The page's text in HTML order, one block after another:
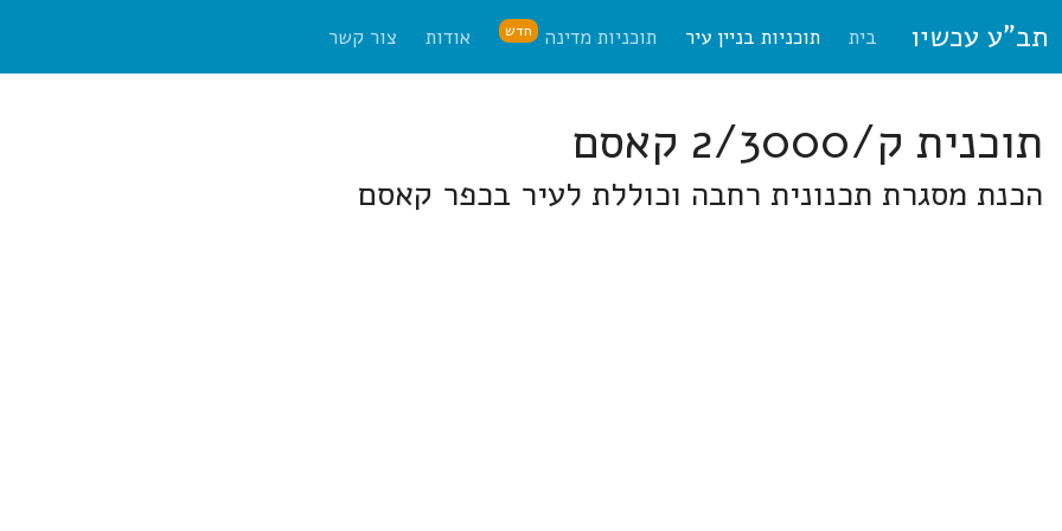
תב"ע עכשיו בית תוכניות בניין עיר תוכניות מדינה חדש אודות צור קשר
תוכנית ק/2/3000 קאסם
הכנת מסגרת תכנונית רחבה וכוללת לעיר בכפר קאסם